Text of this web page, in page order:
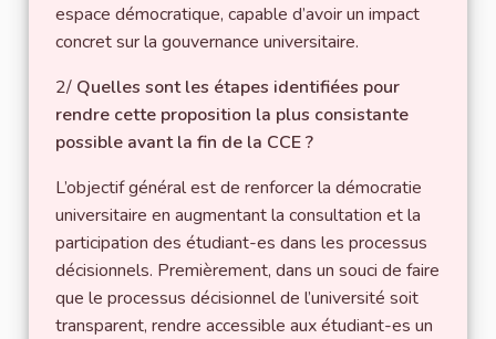
espace démocratique, capable d’avoir un impact
concret sur la gouvernance universitaire.
2/ Quelles sont les étapes identifiées pour
rendre cette proposition la plus consistante
possible avant la fin de la CCE ?
L’objectif général est de renforcer la démocratie
universitaire en augmentant la consultation et la
participation des étudiant-es dans les processus
décisionnels. Premièrement, dans un souci de faire
que le processus décisionnel de l’université soit
transparent, rendre accessible aux étudiant-es un